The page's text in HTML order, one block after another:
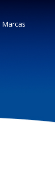
Marcas